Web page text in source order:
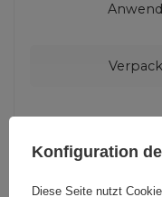
Konfiguration
Diese Seite nutzt